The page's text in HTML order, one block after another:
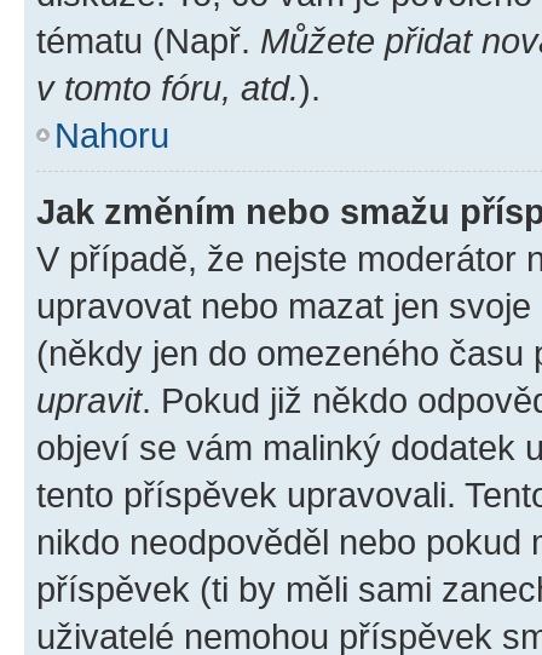
tématu (Např. Můžete přidat
v tomto fóru, atd.).
Nahoru
Jak změním nebo smažu
V případě, že nejste moderátor
upravovat nebo mazat jen
(někdy jen do omezeného
upravit. Pokud již někdo
objeví se vám malinký dodatek
tento příspěvek upravovali.
nikdo neodpověděl nebo pokud
příspěvek (ti by měli sami
uživatelé nemohou příspěvek